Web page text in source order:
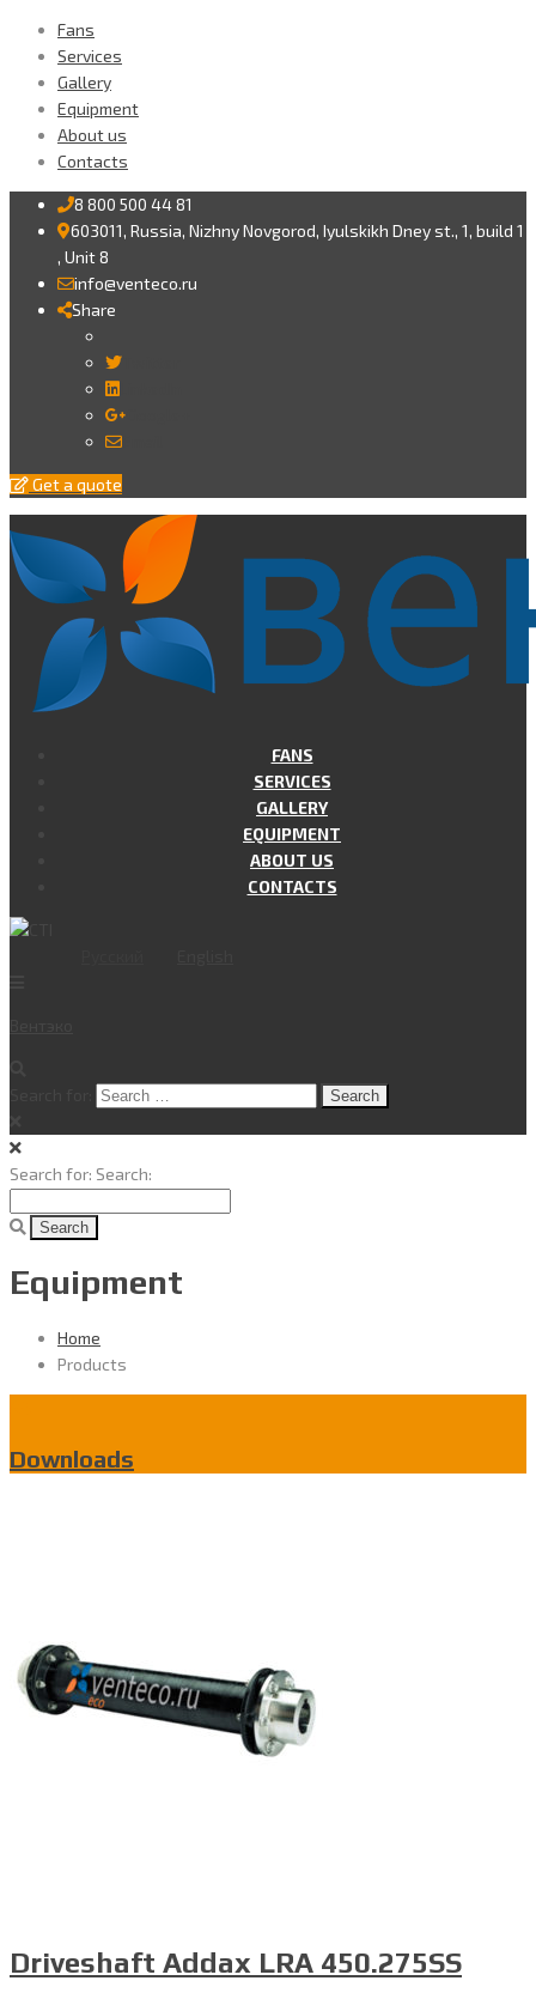
Fans
Services
Gallery
Equipment
About us
Contacts
8 800 500 44 81
603011, Russia, Nizhny Novgorod, Iyulskikh Dney st., 1, build 1
, Unit 8
info@venteco.ru
Share
Get a quote
FANS
SERVICES
GALLERY
EQUIPMENT
ABOUT US
CONTACTS
Search for: Search:
Equipment
Home
Products
Downloads
Driveshaft Addax LRA 450.275SS